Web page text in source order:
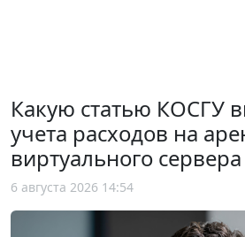
Какую статью КОСГУ
учета расходов на
виртуального сервера
6 августа 2026 14:54